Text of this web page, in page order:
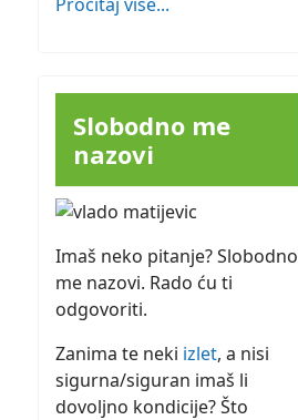
Slobodno me
nazovi
Imaš neko pitanje? Slobodno
me nazovi. Rado ću ti
odgovoriti.
Zanima te neki izlet, a nisi
sigurna/siguran imaš li
dovoljno kondicije? Što